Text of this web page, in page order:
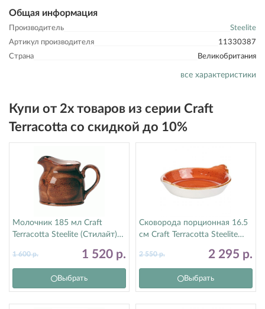
Общая информация
Производитель
Steelite
Артикул производителя
11330387
Страна
Великобритания
все характеристики
Купи от 2х товаров из серии Craft
Terracotta со скидкой до 10%
Молочник 185 мл Craft
Terracotta Steelite (Стилайт)
1 520 р.
1 600р.
Выбрать
Сковорода порционная 16.5
см Craft Terracotta Steelite
2 295 р.
2 550р.
Выбрать